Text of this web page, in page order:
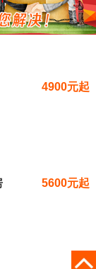
4900元起
5600元起